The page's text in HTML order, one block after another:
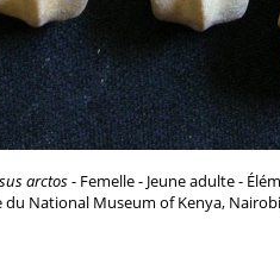
arctos- Femelle - Jeune adulte -
National Museum of Kenya,